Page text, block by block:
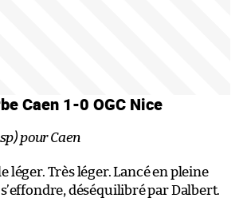
Caen 1-0 OGC Nice
pour Caen
léger. Très léger. Lancé en pleine
déséquilibré par Dalbert.